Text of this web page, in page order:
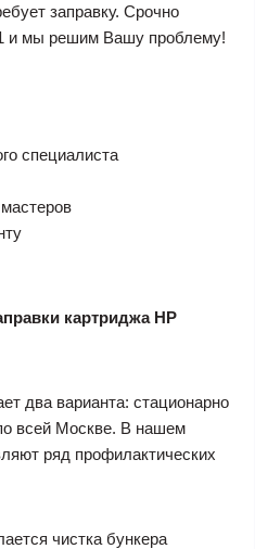
заправку. Срочно
и мы решим Вашу проблему!
специалиста
картриджа HP
два варианта: стационарно
всей Москве. В нашем
ряд профилактических
чистка бункера